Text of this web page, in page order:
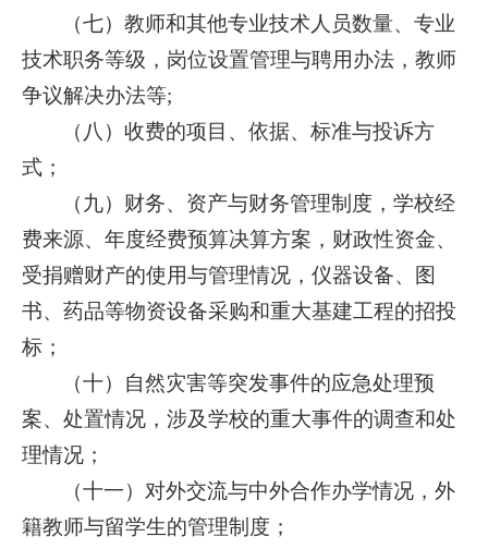
（七）教师和其他专业技术人员数量、专业
技术职务等级，岗位设置管理与聘用办法，教师
争议解决办法等;
（八）收费的项目、依据、标准与投诉方
式；
（九）财务、资产与财务管理制度，学校经
费来源、年度经费预算决算方案，财政性资金、
受捐赠财产的使用与管理情况，仪器设备、图
书、药品等物资设备采购和重大基建工程的招投
标；
（十）自然灾害等突发事件的应急处理预
案、处置情况，涉及学校的重大事件的调查和处
理情况；
（十一）对外交流与中外合作办学情况，外
籍教师与留学生的管理制度；